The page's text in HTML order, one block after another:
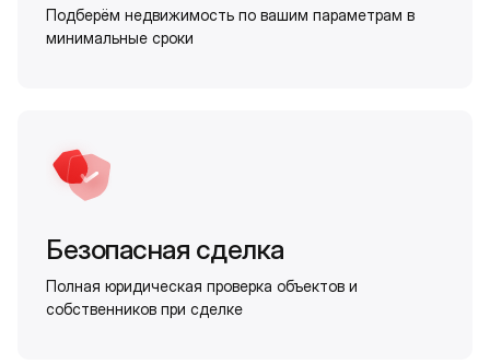
Подберём недвижимость по вашим параметрам в
минимальные сроки
Безопасная сделка
Полная юридическая проверка объектов и
собственников при сделке